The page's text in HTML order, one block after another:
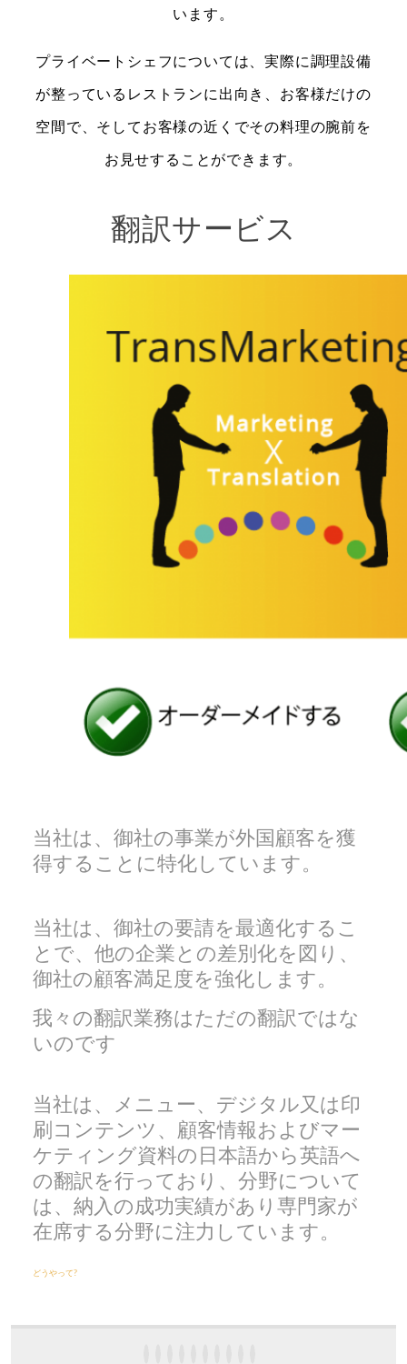
います。
プライベートシェフについては、実際に調理設備
が整っているレストランに出向き、お客様だけの
空間で、そしてお客様の近くでその料理の腕前を
お見せすることができます。
翻訳サービス
当社は、御社の事業が外国顧客を獲
得することに特化しています。
当社は、御社の要請を最適化するこ
とで、他の企業との差別化を図り、
御社の顧客満足度を強化します。
我々の翻訳業務はただの翻訳ではな
いのです
当社は、メニュー、デジタル又は印
刷コンテンツ、顧客情報およびマー
ケティング資料の日本語から英語へ
の翻訳を行っており、分野について
は、納入の成功実績があり専門家が
在席する分野に注力しています。
どうやって?